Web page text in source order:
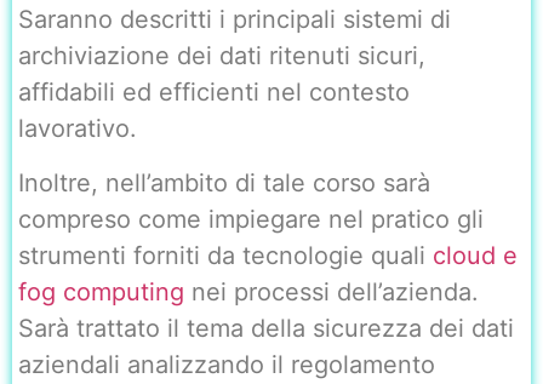
Saranno descritti i principali sistemi di
archiviazione dei dati ritenuti sicuri,
affidabili ed efficienti nel contesto
lavorativo.
Inoltre, nell’ambito di tale corso sarà
compreso come impiegare nel pratico gli
strumenti forniti da tecnologie quali cloud e
fog computing nei processi dell’azienda.
Sarà trattato il tema della sicurezza dei dati
aziendali analizzando il regolamento